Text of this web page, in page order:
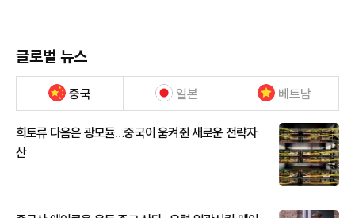
글로벌 뉴스
중국 일본 베트남
희토류 다음은 광모듈…중국이 움켜쥔 새로운 전략자
산